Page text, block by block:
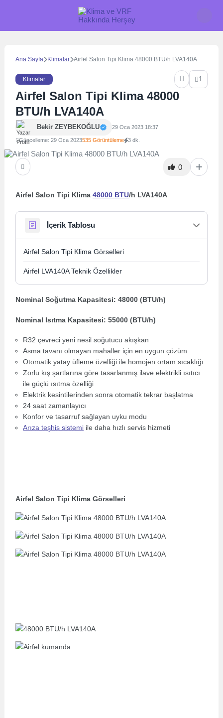
Ana Sayfa Klimalar Airfel Salon Tipi Klima 48000 BTU/h LVA140A
Klimalar 1
Airfel Salon Tipi Klima 48000
BTU/h LVA140A
Bekir ZEYBEKOĞLU 29 Oca 2023 18:37
Güncelleme: 29 Oca 2023535 Görüntüleme 3 dk.
0
Airfel Salon Tipi Klima48000 BTU/h LVA140A
İçerik Tablosu
Airfel Salon Tipi Klima Görselleri
Airfel LVA140A Teknik Özellikler
Nominal Soğutma Kapasitesi: 48000 (BTU/h)
Nominal Isıtma Kapasitesi: 55000 (BTU/h)
R32 çevreci yeni nesil soğutucu akışkan
Asma tavanı olmayan mahaller için en uygun çözüm
Otomatik yatay üfleme özelliği ile homojen ortam sıcaklığı
Zorlu kış şartlarına göre tasarlanmış ilave elektrikli ısıtıcı
ile güçlü ısıtma özelliği
Elektrik kesintilerinden sonra otomatik tekrar başlatma
24 saat zamanlayıcı
Konfor ve tasarruf sağlayan uyku modu
Arıza teşhis sistemi ile daha hızlı servis hizmeti
Airfel Salon Tipi Klima Görselleri